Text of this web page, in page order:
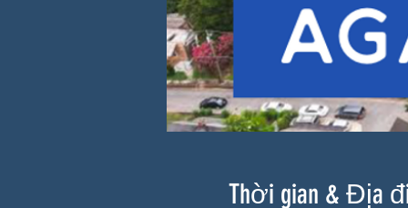
Thời gian & Địa